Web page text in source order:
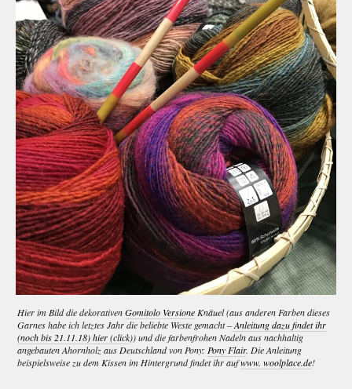
Hier im Bild die dekorativenGomitolo Versione Knäuel (aus anderen Farben dieses
Garnes habe ich letztes Jahr die beliebte Weste gemacht –Anleitung dazu findet ihr
(noch bis 21.11.18) hier (click)) und die farbenfrohen Nadeln aus nachhaltig
angebauten Ahornholz aus Deutschland von Pony: Pony Flair. Die Anleitung
beispielsweise zu dem Kissen im Hintergrund findet ihr aufwww. woolplace.de!